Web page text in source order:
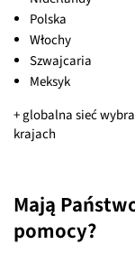
Polska
Włochy
Szwajcaria
Meksyk
+ globalna sieć
krajach
Mają
pomocy?